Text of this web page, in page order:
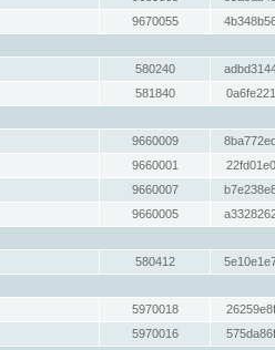
9670055
580240
581840
9660009
9660001
9660007
9660005
580412
5970018
5970016